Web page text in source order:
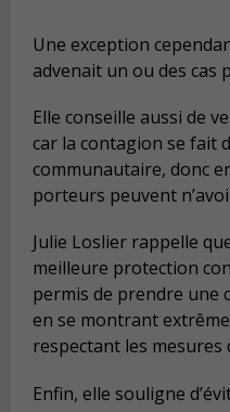
Une exception
advenait un ou des cas
Elle conseille aussi de
car la contagion se fait
communautaire, donc
porteurs peuvent
Julie Loslier rappelle
meilleure protection
permis de prendre une
en se montrant
respectant les mesures
Enfin, elle souligne